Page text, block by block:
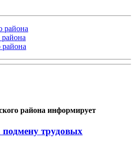
района информирует
подмену трудовых